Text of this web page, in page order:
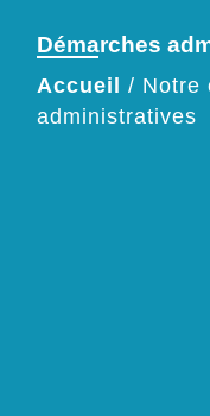
Démarches
Accueil / Notre
administratives